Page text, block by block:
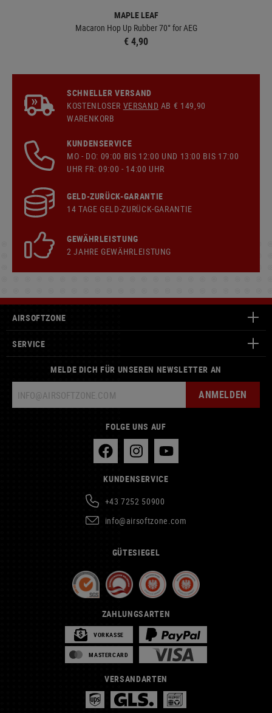
MAPLE LEAF
Macaron Hop Up Rubber 70° for AEG
€ 4,90
SCHNELLER VERSAND
KOSTENLOSER VERSAND AB € 149,90
WARENKORB
KUNDENSERVICE
MO - DO: 09:00 BIS 12:00 UND 13:00 BIS 17:00
UHR FR: 09:00 - 14:00 UHR
GELD-ZURÜCK-GARANTIE
14 TAGE GELD-ZURÜCK-GARANTIE
GEWÄHRLEISTUNG
2 JAHRE GEWÄHRLEISTUNG
AIRSOFTZONE
SERVICE
MELDE DICH FÜR UNSEREN NEWSLETTER AN
ANMELDEN
FOLGE UNS AUF
KUNDENSERVICE
+43 7252 50900
info@airsoftzone.com
GÜTESIEGEL
ZAHLUNGSARTEN
VORKASSE
MASTERCARD
VERSANDARTEN